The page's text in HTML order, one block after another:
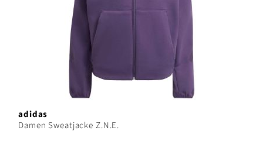
adidas
Damen Sweatjacke Z.N.E.